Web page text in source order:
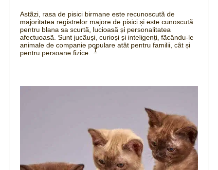
Astãzi, rasa de pisici birmane este recunoscutã de
majoritatea registrelor majore de pisici și este cunoscutã
pentru blana sa scurtã, lucioasã și personalitatea
afectuoasã. Sunt jucãuși, curioși și inteligenți, fãcându-le
animale de companie populare atât pentru familii, cât și
pentru persoane fizice. 1